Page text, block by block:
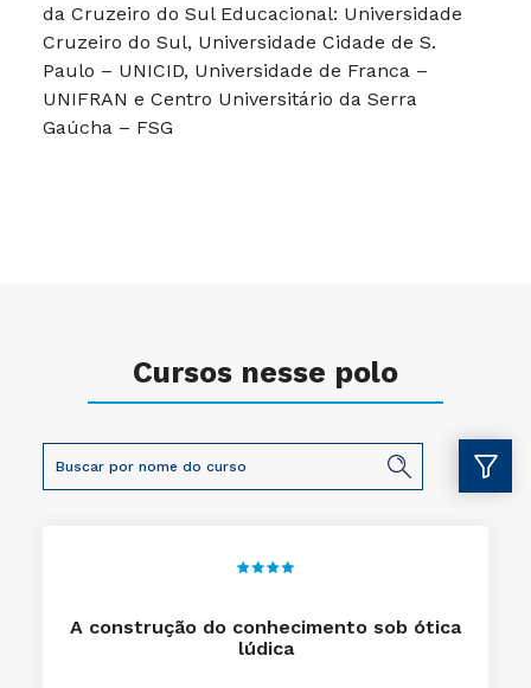
da Cruzeiro do Sul Educacional: Universidade
Cruzeiro do Sul, Universidade Cidade de S.
Paulo – UNICID, Universidade de Franca –
UNIFRAN e Centro Universitário da Serra
Gaúcha – FSG
Cursos nesse polo
A construção do conhecimento sob ótica
lúdica